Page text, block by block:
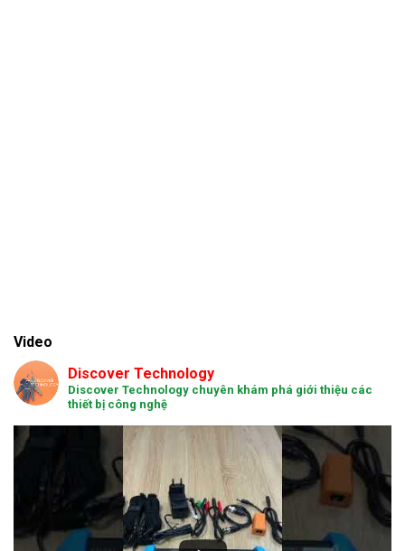
Video
Discover Technology
Discover Technology chuyên khám phá giới thiệu các
thiết bị công nghệ